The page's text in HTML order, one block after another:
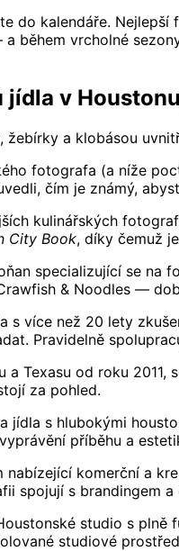
do kalendáře.
během vrcholné
v
a klobásou
fotografa (a níže
čím je známý,
kulinářských
City Book, díky čemuž
specializující se na
& Noodles —
více než 20 lety
Pravidelně
Texasu od roku 2011,
za pohled.
s hlubokými
příběhu a
komerční a
spojují s brandingem a
studio s plně
studiové